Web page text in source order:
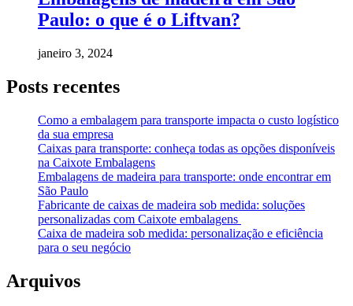
Paulo: o que é o Liftvan?
janeiro 3, 2024
Posts recentes
Como a embalagem para transporte impacta o custo logístico
da sua empresa
Caixas para transporte: conheça todas as opções disponíveis
na Caixote Embalagens
Embalagens de madeira para transporte: onde encontrar em
São Paulo
Fabricante de caixas de madeira sob medida: soluções
personalizadas com Caixote embalagens
Caixa de madeira sob medida: personalização e eficiência
para o seu negócio
Arquivos